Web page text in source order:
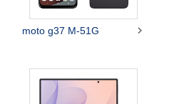
moto g37 M-51G 